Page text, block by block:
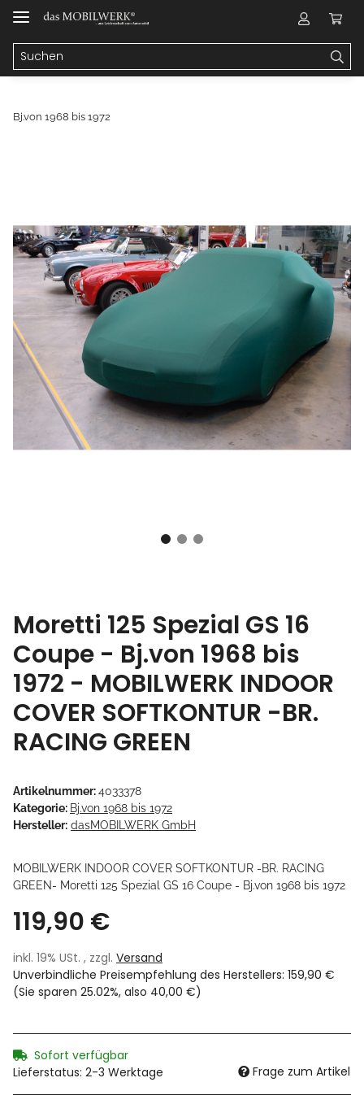
Bj.von 1968 bis 1972
Moretti 125 Spezial GS 16
Coupe - Bj.von 1968 bis
1972 - MOBILWERK INDOOR
COVER SOFTKONTUR -BR.
RACING GREEN
Artikelnummer:4033378
Kategorie: Bj.von 1968 bis 1972
Hersteller: dasMOBILWERK GmbH
MOBILWERK INDOOR COVER SOFTKONTUR -BR. RACING
GREEN- Moretti 125 Spezial GS 16 Coupe - Bj.von 1968 bis 1972
119,90 €
inkl. 19% USt. , zzgl. Versand
Unverbindliche Preisempfehlung des Herstellers: 159,90 €
(Sie sparen 25.02%, also 40,00 €)
Sofort verfügbar
Lieferstatus: 2-3 Werktage
Frage zum Artikel